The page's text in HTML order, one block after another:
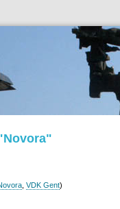
VDK Gent)